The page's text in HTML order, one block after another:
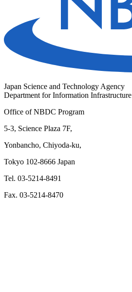
Japan Science and Technology Agency
Department for Information Infrastructure
Office of NBDC Program
5-3, Science Plaza 7F,
Yonbancho, Chiyoda-ku,
Tokyo 102-8666 Japan
Tel. 03-5214-8491
Fax. 03-5214-8470